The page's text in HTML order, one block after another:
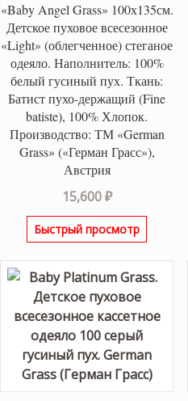
«Baby Angel Grass» 100х135см.
Детское пуховое всесезонное
«Light» (облегченное) стеганое
одеяло. Наполнитель: 100%
белый гусиный пух. Ткань:
Батист пухо-держащий (Fine
batiste), 100% Хлопок.
Производство: ТМ «German
Grass» («Герман Грасс»),
Австрия
15,600₽
Быстрый просмотр